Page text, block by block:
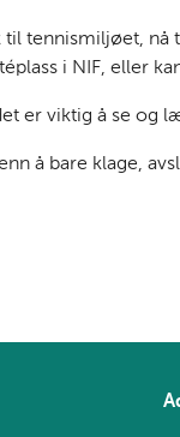
tennismiljøet, nå
i NIF, eller
er viktig å se og
å bare klage,